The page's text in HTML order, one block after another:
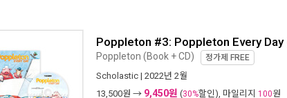
Poppleton #3: Poppleton Every
Poppleton (Book + CD) 정가제 FREE
Scholastic | 2022년 2월
13,500원 → 9,450원 (30%할인), 마일리지 100원